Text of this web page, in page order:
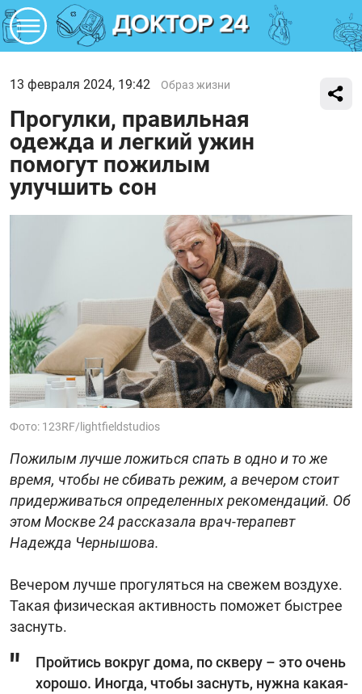
13 февраля 2024, 19:42 Образ жизни
Прогулки, правильная
одежда и легкий ужин
помогут пожилым
улучшить сон
Фото: 123RF/lightfieldstudios
Пожилым лучше ложиться спать в одно и то же
время, чтобы не сбивать режим, а вечером стоит
придерживаться определенных рекомендаций. Об
этом Москве 24 рассказала врач-терапевт
Надежда Чернышова.
Вечером лучше прогуляться на свежем воздухе.
Такая физическая активность поможет быстрее
заснуть.
Пройтись вокруг дома, по скверу – это очень
хорошо. Иногда, чтобы заснуть, нужна какая-